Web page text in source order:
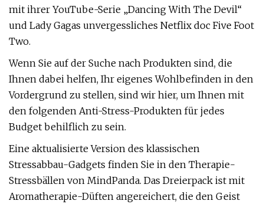
mit ihrer YouTube-Serie „Dancing With The Devil“
und Lady Gagas unvergessliches Netflix doc Five Foot
Two.
Wenn Sie auf der Suche nach Produkten sind, die
Ihnen dabei helfen, Ihr eigenes Wohlbefinden in den
Vordergrund zu stellen, sind wir hier, um Ihnen mit
den folgenden Anti-Stress-Produkten für jedes
Budget behilflich zu sein.
Eine aktualisierte Version des klassischen
Stressabbau-Gadgets finden Sie in den Therapie-
Stressbällen von MindPanda. Das Dreierpack ist mit
Aromatherapie-Düften angereichert, die den Geist